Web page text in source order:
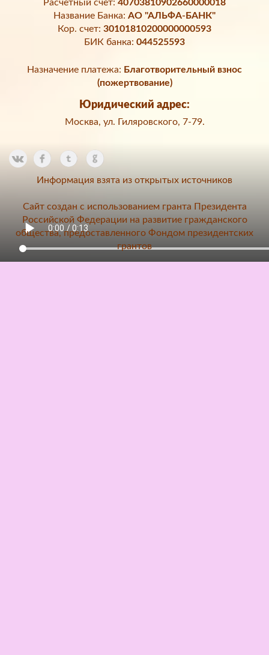
Расчетный счет: 40703810902660000018
Название Банка: АО "АЛЬФА-БАНК"
Кор. счет: 30101810200000000593
БИК банка: 044525593
Назначение платежа: Благотворительный взнос
(пожертвование)
Юридический адрес:
Москва, ул. Гиляровского, 7-79.
Информация взята из открытых источников
Сайт создан с использованием гранта Президента
Российской Федерации на развитие гражданского
общества, предоставленного Фондом президентских
грантов